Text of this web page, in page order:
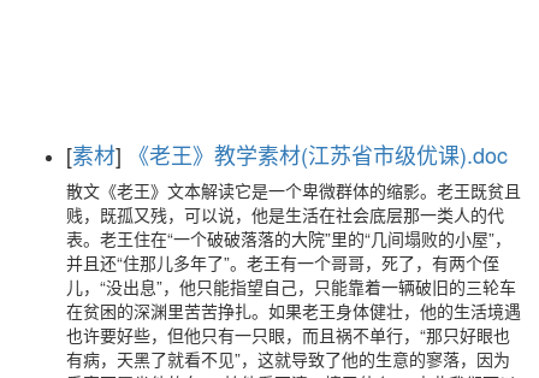
[素材] 《老王》教学素材(江苏省市级优课).doc
散文《老王》文本解读它是一个卑微群体的缩影。老王既贫且
贱，既孤又残，可以说，他是生活在社会底层那一类人的代
表。老王住在“一个破破落落的大院”里的“几间塌败的小屋”，
并且还“住那儿多年了”。老王有一个哥哥，死了，有两个侄
儿，“没出息”，他只能指望自己，只能靠着一辆破旧的三轮车
在贫困的深渊里苦苦挣扎。如果老王身体健壮，他的生活境遇
也许要好些，但他只有一只眼，而且祸不单行，“那只好眼也
有病，天黑了就看不见”，这就导致了他的生意的寥落，因为